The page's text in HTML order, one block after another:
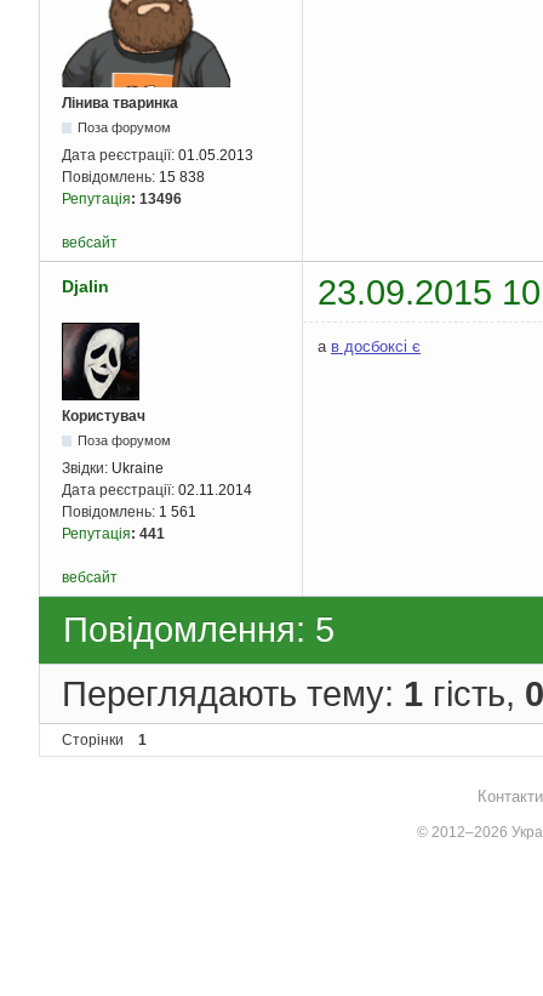
Лінива тваринка
Поза форумом
Дата реєстрації: 01.05.2013
Повідомлень: 15 838
Репутація: 13496
вебсайт
Djalin 23.09.2015
Користувач
Поза форумом
Звідки: Ukraine
Дата реєстрації: 02.11.2014
Повідомлень: 1 561
Репутація: 441
а в досбоксі є
вебсайт
Повідомлення: 5
Переглядають тему: 1 гість, 0
Сторінки 1
© 2012–2026